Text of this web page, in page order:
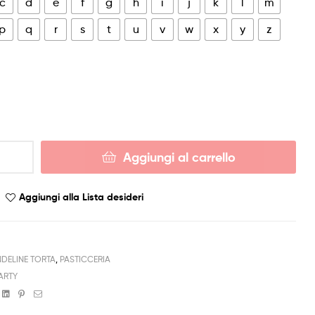
c d e f g h i j k l
m
p q r s t u v w x y z
Aggiungi al carrello
Aggiungi alla Lista desideri
TORTA PASTICCERIA
TwitterLinkedinPinterest
Email